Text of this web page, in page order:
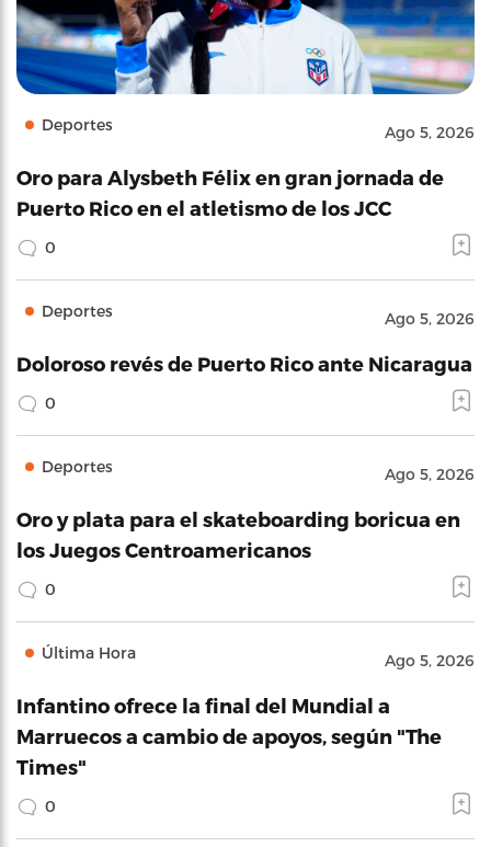
Deportes Ago 5, 2026
Oro para Alysbeth Félix en gran jornada de
Puerto Rico en el atletismo de los JCC
0
Deportes Ago 5, 2026
Doloroso revés de Puerto Rico ante Nicaragua
0
Deportes Ago 5, 2026
Oro y plata para el skateboarding boricua en
los Juegos Centroamericanos
0
Última Hora Ago 5, 2026
Infantino ofrece la final del Mundial a
Marruecos a cambio de apoyos, según "The
Times"
0